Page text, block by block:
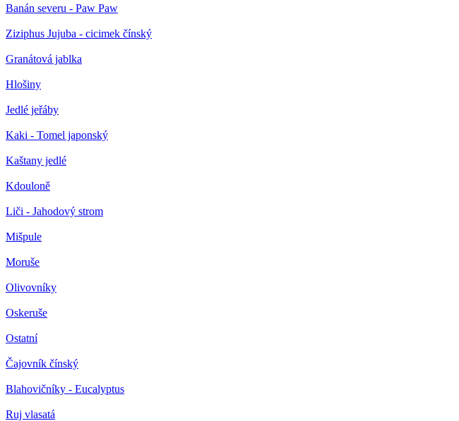
Banán severu - Paw Paw
Ziziphus Jujuba - cicimek čínský
Granátová jablka
Hlošiny
Jedlé jeřáby
Kaki - Tomel japonský
Kaštany jedlé
Kdouloně
Liči - Jahodový strom
Mišpule
Moruše
Olivovníky
Oskeruše
Ostatní
Čajovník čínský
Blahovičníky - Eucalyptus
Ruj vlasatá